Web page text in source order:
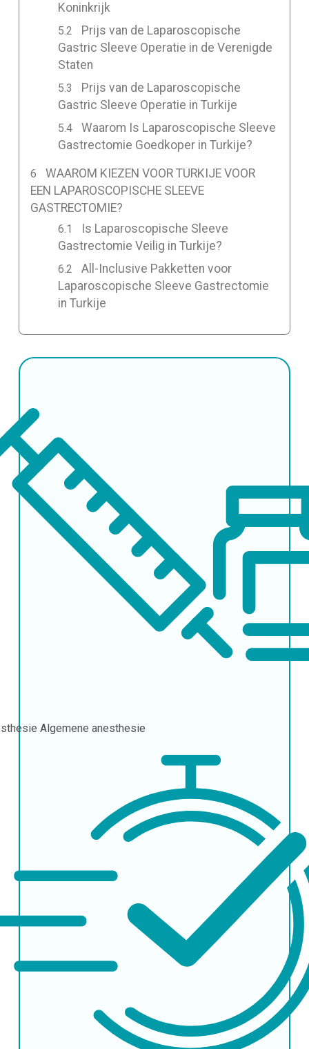
Koninkrijk
Prijs van de Laparoscopische
Gastric Sleeve Operatie in de Verenigde
Staten
Prijs van de Laparoscopische
Gastric Sleeve Operatie in Turkije
Waarom Is Laparoscopische Sleeve
Gastrectomie Goedkoper in Turkije?
WAAROM KIEZEN VOOR TURKIJE VOOR
EEN LAPAROSCOPISCHE SLEEVE
GASTRECTOMIE?
Is Laparoscopische Sleeve
Gastrectomie Veilig in Turkije?
All-Inclusive Pakketten voor
Laparoscopische Sleeve Gastrectomie
in Turkije
Algemene anesthesie